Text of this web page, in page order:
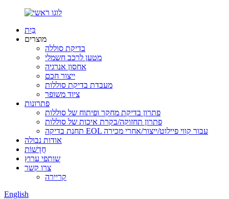
בַּיִת
מוצרים
בדיקת סוללה
מטען לרכב חשמלי
אחסון אנרגיה
ייצור חכם
מעבדת בדיקת סוללות
ציוד משופר
פתרונות
פתרון בדיקת מחקר ופיתוח של סוללות
פתרון תחזוקה/בקרת איכות של סוללות
תחנת בדיקה EOL עבור קווי פיילוט/ייצור/אחרי מכירה
אודות נבולה
חֲדָשׁוֹת
שותפי ערוץ
צרו קשר
קריירה
English